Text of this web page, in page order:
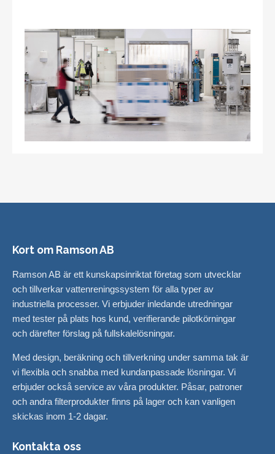
Kort om Ramson AB
Ramson AB är ett kunskapsinriktat företag som utvecklar
och tillverkar vattenreningssystem för alla typer av
industriella processer. Vi erbjuder inledande utredningar
med tester på plats hos kund, verifierande pilotkörningar
och därefter förslag på fullskalelösningar.
Med design, beräkning och tillverkning under samma tak är
vi flexibla och snabba med kundanpassade lösningar. Vi
erbjuder också service av våra produkter. Påsar, patroner
och andra filterprodukter finns på lager och kan vanligen
skickas inom 1-2 dagar.
Kontakta oss